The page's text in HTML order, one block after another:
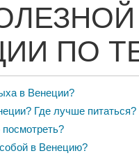
ПО
в Венеции?
Где лучше питаться?
в Венецию?